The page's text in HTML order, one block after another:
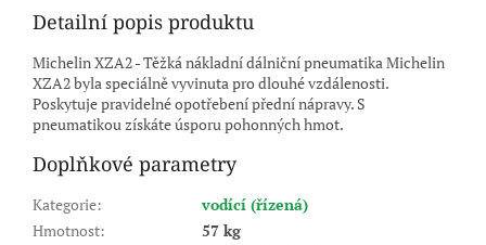
Detailní popis produktu
Michelin XZA2 - Těžká nákladní dálniční pneumatika Michelin
XZA2 byla speciálně vyvinuta pro dlouhé vzdálenosti.
Poskytuje pravidelné opotřebení přední nápravy. S
pneumatikou získáte úsporu pohonných hmot.
Doplňkové parametry
Kategorie:
vodící (řízená)
Hmotnost:
57 kg